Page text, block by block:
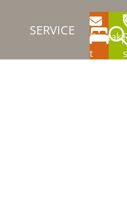
SERVICE
Kontak
t
s